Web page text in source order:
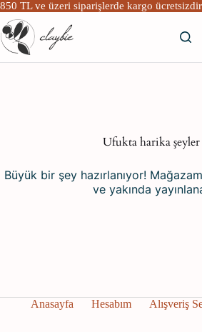
850 TL ve üzeri siparişlerde kargo
Skip
to
content
Ufukta harika
Büyük bir şey hazırlanıyor!
ve yakında
Anasayfa Hesabım Alışveriş